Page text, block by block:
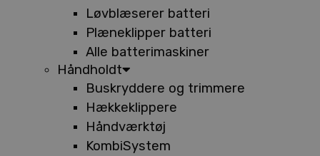
Løvblæserer batteri
Plæneklipper batteri
Alle batterimaskiner
Håndholdt
Buskryddere og trimmere
Hækkeklippere
Håndværktøj
KombiSystem